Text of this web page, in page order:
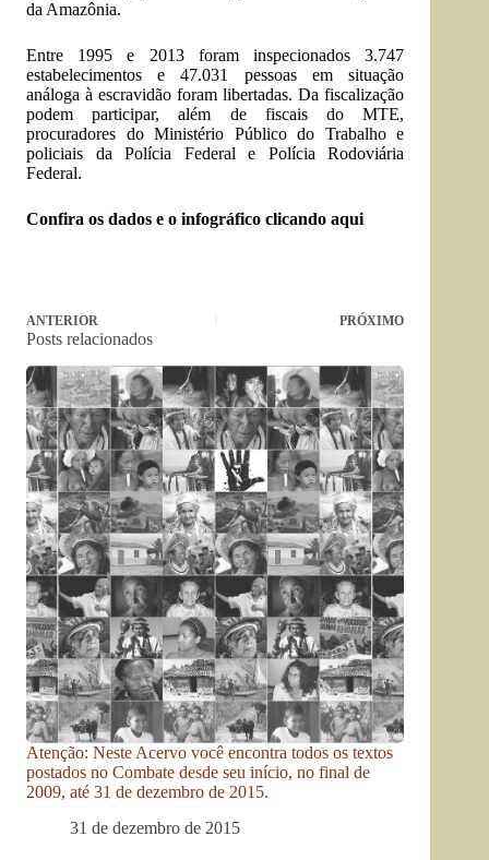
da Amazônia.
Entre 1995 e 2013 foram inspecionados 3.747
estabelecimentos e 47.031 pessoas em situação
análoga à escravidão foram libertadas. Da fiscalização
podem participar, além de fiscais do MTE,
procuradores do Ministério Público do Trabalho e
policiais da Polícia Federal e Polícia Rodoviária
Federal.
Confira os dados e o infográfico clicando aqui
ANTERIOR PRÓXIMO
Posts relacionados
Atenção: Neste Acervo você encontra todos os textos
postados no Combate desde seu início, no final de
2009, até 31 de dezembro de 2015.
31 de dezembro de 2015